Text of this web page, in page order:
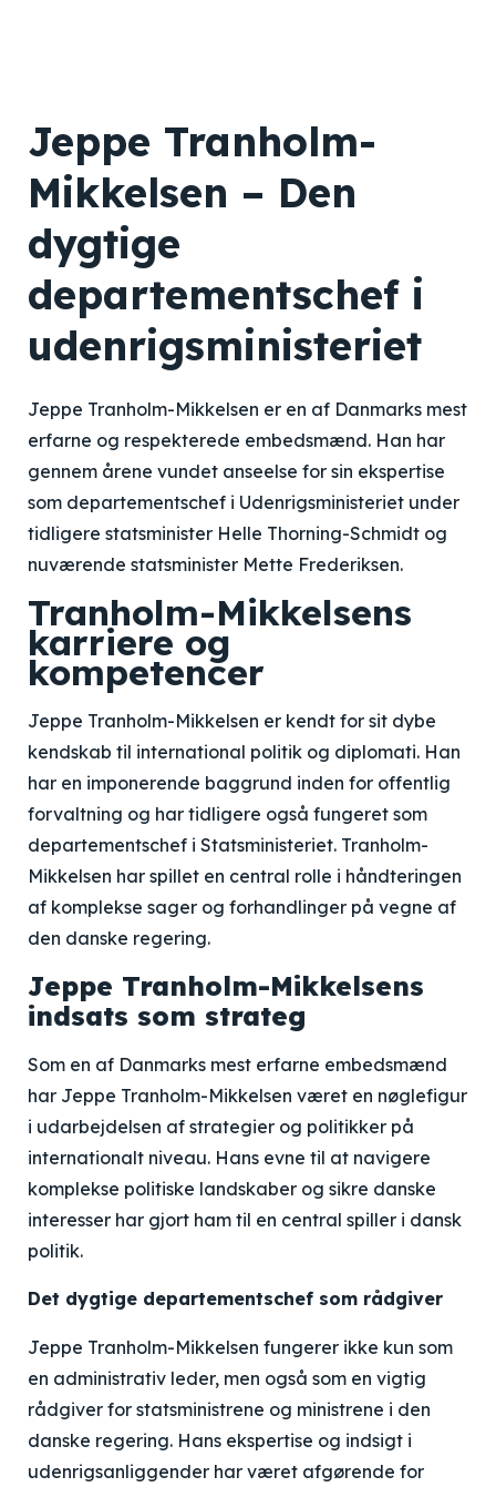
Jeppe Tranholm-
Mikkelsen – Den
dygtige
departementschef i
udenrigsministeriet
Jeppe Tranholm-Mikkelsen er en af Danmarks mest
erfarne og respekterede embedsmænd. Han har
gennem årene vundet anseelse for sin ekspertise
som departementschef i Udenrigsministeriet under
tidligere statsminister Helle Thorning-Schmidt og
nuværende statsminister Mette Frederiksen.
Tranholm-Mikkelsens
karriere og
kompetencer
Jeppe Tranholm-Mikkelsen er kendt for sit dybe
kendskab til international politik og diplomati. Han
har en imponerende baggrund inden for offentlig
forvaltning og har tidligere også fungeret som
departementschef i Statsministeriet. Tranholm-
Mikkelsen har spillet en central rolle i håndteringen
af komplekse sager og forhandlinger på vegne af
den danske regering.
Jeppe Tranholm-Mikkelsens
indsats som strateg
Som en af Danmarks mest erfarne embedsmænd
har Jeppe Tranholm-Mikkelsen været en nøglefigur
i udarbejdelsen af strategier og politikker på
internationalt niveau. Hans evne til at navigere
komplekse politiske landskaber og sikre danske
interesser har gjort ham til en central spiller i dansk
politik.
Det dygtige departementschef som rådgiver
Jeppe Tranholm-Mikkelsen fungerer ikke kun som
en administrativ leder, men også som en vigtig
rådgiver for statsministrene og ministrene i den
danske regering. Hans ekspertise og indsigt i
udenrigsanliggender har været afgørende for